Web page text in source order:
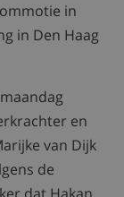
in
in Den Haag
en
van Dijk
de